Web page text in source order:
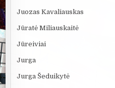
Juozas Kavaliauskas
Jūratė Miliauskaitė
Jūreiviai
Jurga
Jurga Šeduikytė